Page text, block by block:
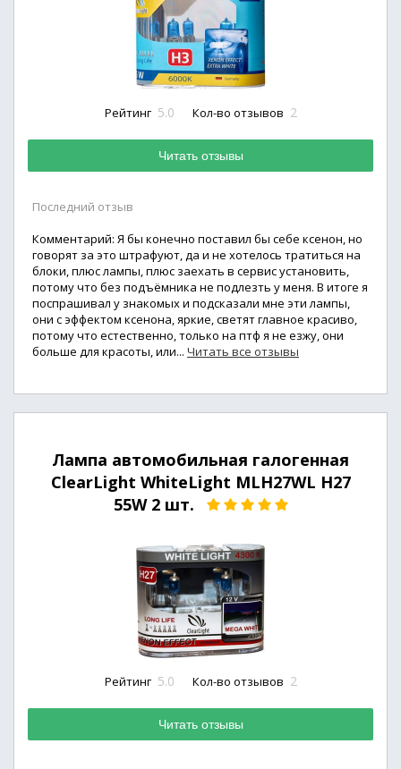
Рейтинг 5.0 Кол-во отзывов 2
Читать отзывы
Последний отзыв
Комментарий: Я бы конечно поставил бы себе ксенон, но
говорят за это штрафуют, да и не хотелось тратиться на
блоки, плюс лампы, плюс заехать в сервис установить,
потому что без подъёмника не подлезть у меня. В итоге я
поспрашивал у знакомых и подсказали мне эти лампы,
они с эффектом ксенона, яркие, светят главное красиво,
потому что естественно, только на птф я не езжу, они
больше для красоты, или... Читать все отзывы
Лампа автомобильная галогенная
ClearLight WhiteLight MLH27WL H27
55W 2 шт.
Рейтинг 5.0 Кол-во отзывов 2
Читать отзывы